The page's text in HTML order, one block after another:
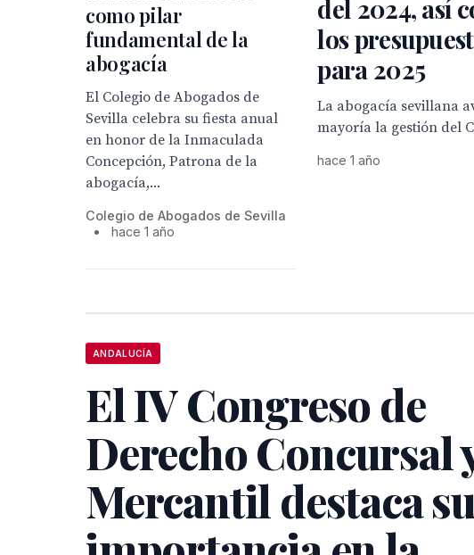
del 2024, así
los
para 2025
La abogacía sevillana
mayoría la gestión del
hace 1 año
como pilar
fundamental de la
abogacía
El Colegio de Abogados de
Sevilla celebra su fiesta anual
en honor de la Inmaculada
Concepción, Patrona de la
abogacía,...
Colegio de Abogados de Sevilla
•
hace 1 año
ANDALUCÍA
El IV Congreso de
Derecho Concursal
Mercantil destaca su